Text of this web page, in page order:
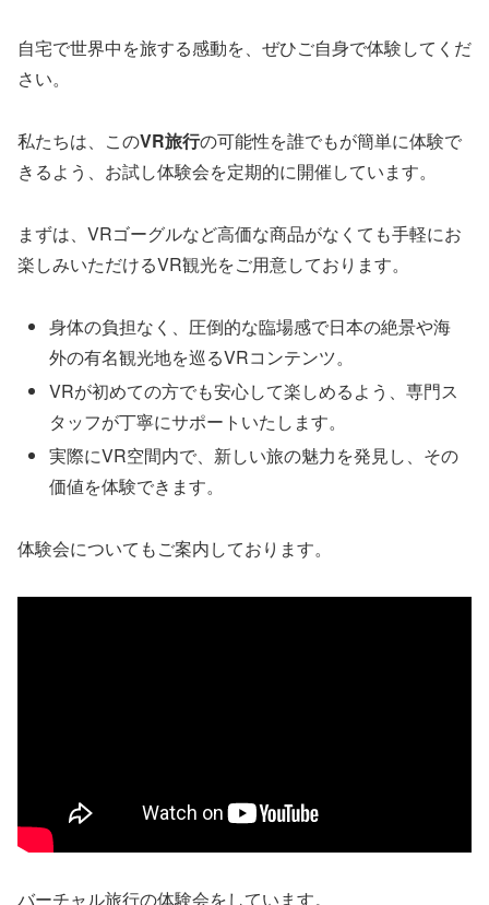
自宅で世界中を旅する感動を、ぜひご自身で体験してくだ
さい。
私たちは、このVR旅行の可能性を誰でもが簡単に体験で
きるよう、お試し体験会を定期的に開催しています。
まずは、VRゴーグルなど高価な商品がなくても手軽にお
楽しみいただけるVR観光をご用意しております。
身体の負担なく、圧倒的な臨場感で日本の絶景や海
外の有名観光地を巡るVRコンテンツ。
VRが初めての方でも安心して楽しめるよう、専門ス
タッフが丁寧にサポートいたします。
実際にVR空間内で、新しい旅の魅力を発見し、その
価値を体験できます。
体験会についてもご案内しております。
バーチャル旅行の体験会をしています。